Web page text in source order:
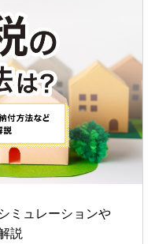
ミュレーションや
説